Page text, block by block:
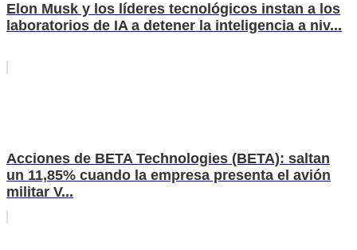
Elon Musk y los líderes tecnológicos instan a los
laboratorios de IA a detener la inteligencia a niv...
Acciones de BETA Technologies (BETA): saltan
un 11,85% cuando la empresa presenta el avión
militar V...